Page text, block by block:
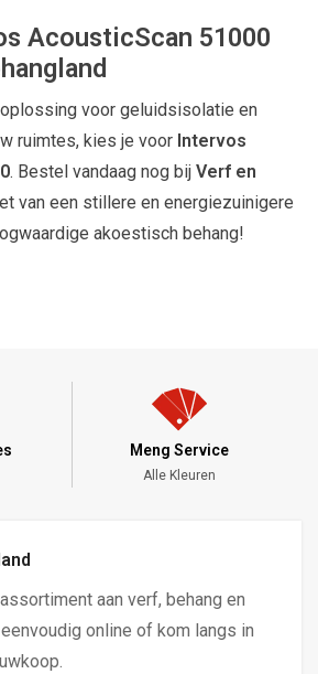
AcousticScan 51000
voor geluidsisolatie en
ruimtes, kies je voor Intervos
. Bestel vandaag nog bij Verf en
van een stillere en energiezuinigere
akoestisch behang!
Meng Service
Alle Kleuren
aan verf, behang en
online of kom langs in